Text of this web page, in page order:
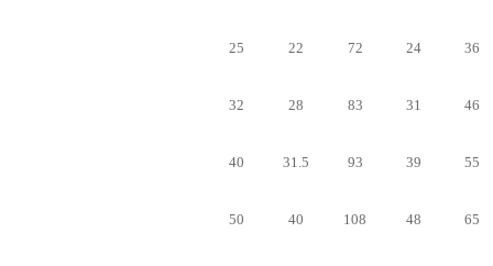
25 22 72 24 36
32 28 83 31 46
40 31.5 93 39 55
50 40 108 48 65